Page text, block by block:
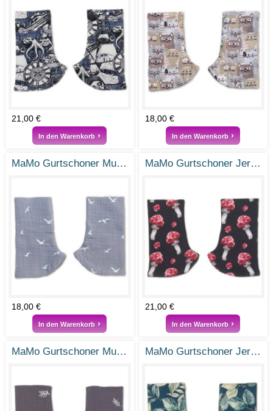
21,00 €
In den Warenkorb
18,00 €
In den Warenkorb
MaMo Gurtschoner Musselin Nordwind
18,00 €
In den Warenkorb
MaMo Gurtschoner Jersey Glückspilz
21,00 €
In den Warenkorb
MaMo Gurtschoner Musselin Zweigenstickerei MaMo Gurtschoner Jersey Eucalyptus Love